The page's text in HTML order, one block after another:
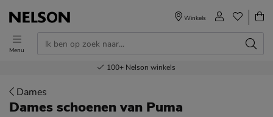
Menu
Winkels
Voor 23.00u besteld,volgende dag in huis
Gratisverzending en retour
Bestel nu,betaal later
100+ Nelson winkels
Dames
Dames schoenenvan Puma